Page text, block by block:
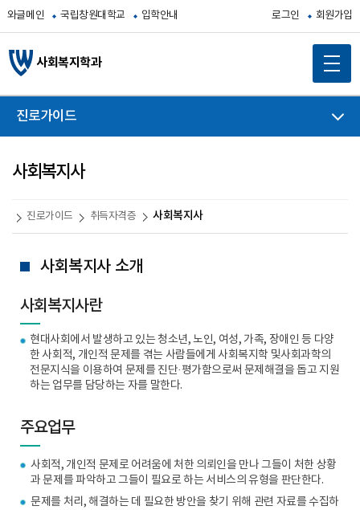
와글메인 국립창원대학교 입학안내 로그인 회원가입
사회복지학과
진로가이드
사회복지사
진로가이드 취득자격증 사회복지사
사회복지사 소개
사회복지사란
현대사회에서 발생하고 있는 청소년, 노인, 여성, 가족, 장애인 등 다양
한 사회적, 개인적 문제를 겪는 사람들에게 사회복지학 및사회과학의
전문지식을 이용하여 문제를 진단·평가함으로써 문제해결을 돕고 지원
하는 업무를 담당하는 자를 말한다.
주요업무
사회적, 개인적 문제로 어려움에 처한 의뢰인을 만나 그들이 처한 상황
과 문제를 파악하고 그들이 필요로 하는 서비스의 유형을 판단한다.
문제를 처리, 해결하는 데 필요한 방안을 찾기 위해 관련 자료를 수집하